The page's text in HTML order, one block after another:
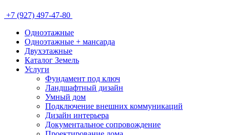
+7 (927) 497-47-80
Одноэтажные
Одноэтажные + мансарда
Двухэтажные
Каталог Земель
Услуги
Фундамент под ключ
Ландшафтный дизайн
Умный дом
Подключение внешних коммуникаций
Дизайн интерьера
Документальное сопровождение